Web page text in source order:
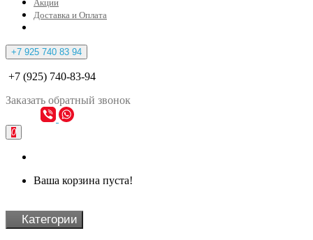
Акции
Доставка и Оплата
+7 925 740 83 94
+7 (925) 740-83-94
Заказать обратный звонок
0
Ваша корзина пуста!
Категории